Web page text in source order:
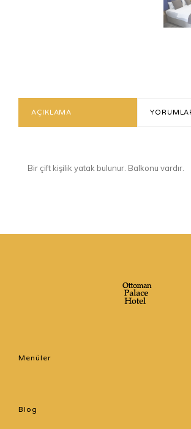
AÇIKLAMA
Bir çift kişilik yatak bulunur. Balkonu vardır.
Menüler
Blog